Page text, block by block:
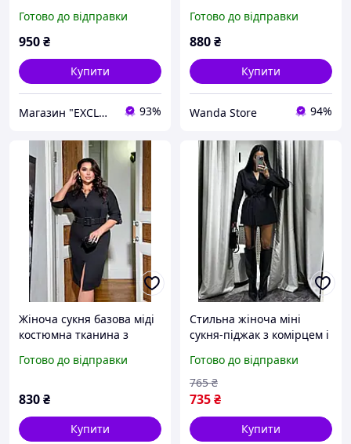
Готово до відправки
950₴
Купити
Магазин "EXCLUSIVE" - Оригінальні Подарунки для всіх 93%
чорна молочна беж 42-44
46-48
Готово до відправки
880₴
Купити
Wanda Store 94%
Жіноча сукня базова міді
костюмна тканина з
05143GR
Готово до відправки
830₴
Купити
Стильна жіноча міні
сукня-піджак з комірцем і
ґудзиках костюмка чорна
шоколад SM ML
Готово до відправки
735₴
765 ₴
Купити